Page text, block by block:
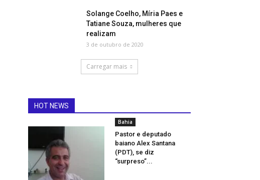
Solange Coelho, Míria Paes e
Tatiane Souza, mulheres que
realizam
3 de outubro de 2020
Carregar mais
HOT NEWS
Bahia
Pastor e deputado
baiano Alex Santana
(PDT), se diz
“surpreso”...